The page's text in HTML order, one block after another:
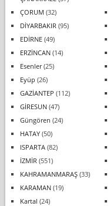
ÇORUM (32)
DİYARBAKIR (95)
EDİRNE(49)
ERZİNCAN(14)
Esenler(25)
Eyüp (26)
GAZİANTEP (112)
GİRESUN(47)
Güngören (24)
HATAY(50)
ISPARTA(82)
İZMİR (551)
KAHRAMANMARAŞ(33)
KARAMAN(19)
Kartal (24)